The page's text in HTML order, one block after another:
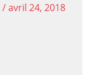
/avril 24, 2018